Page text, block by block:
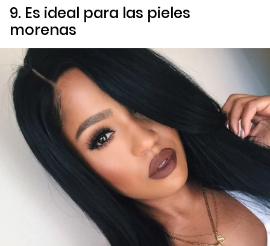
9. Es ideal para las pieles
morenas